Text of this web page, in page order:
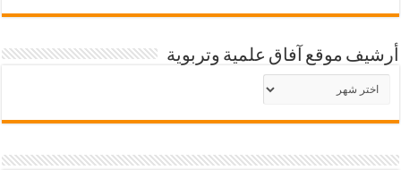
أرشيف موقع آفاق علمية وتربوية
أرشيف
موقع